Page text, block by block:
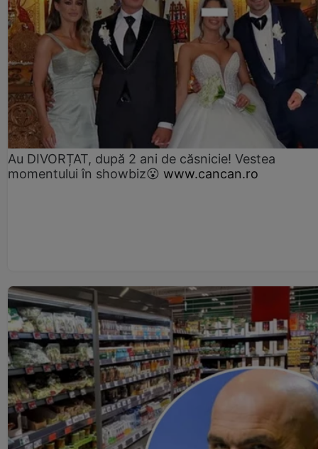
Au DIVORȚAT, după 2 ani de căsnicie! Vestea
momentului în showbiz😮 www.cancan.ro